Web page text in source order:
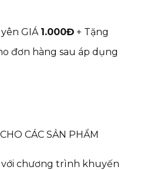
GIÁ 1.000Đ + Tặng
đơn hàng sau áp dụng
CÁC SẢN PHẨM
chương trình khuyến